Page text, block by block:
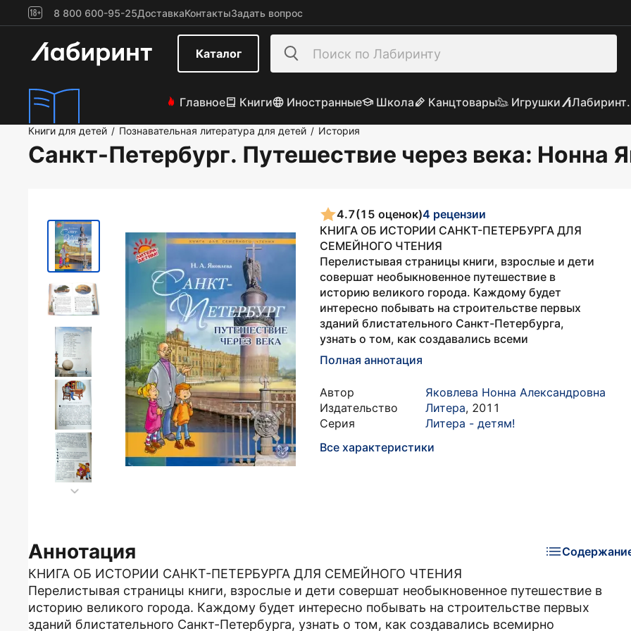
8 800 600-95-25ДоставкаКонтактыЗадать вопрос
Каталог
Главное Книги Иностранные Школа Канцтовары Игрушки
Книги для детей / Познавательная литература для детей / История
Санкт-Петербург. Путешествие через века: Нонна
4.7(15 оценок)4 рецензии
КНИГА ОБ ИСТОРИИ САНКТ-ПЕТЕРБУРГА ДЛЯ
СЕМЕЙНОГО ЧТЕНИЯ
Перелистывая страницы книги, взрослые и дети
совершат необыкновенное путешествие в
историю великого города. Каждому будет
интересно побывать на строительстве первых
зданий блистательного Санкт-Петербурга,
узнать о том, как создавались всеми
Полная аннотация
Автор
Яковлева Нонна Александровна
Издательство
Литера, 2011
Серия
Литера - детям!
Все характеристики
Аннотация
КНИГА ОБ ИСТОРИИ САНКТ-ПЕТЕРБУРГА ДЛЯ СЕМЕЙНОГО ЧТЕНИЯ
Перелистывая страницы книги, взрослые и дети совершат необыкновенное путешествие в
историю великого города. Каждому будет интересно побывать на строительстве первых
зданий блистательного Санкт-Петербурга, узнать о том, как создавались всемирно